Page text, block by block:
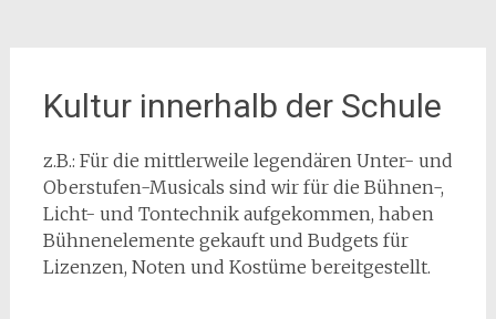
Kultur innerhalb der Schule
z.B.: Für die mittlerweile legendären Unter- und
Oberstufen-Musicals sind wir für die Bühnen-,
Licht- und Tontechnik aufgekommen, haben
Bühnenelemente gekauft und Budgets für
Lizenzen, Noten und Kostüme bereitgestellt.